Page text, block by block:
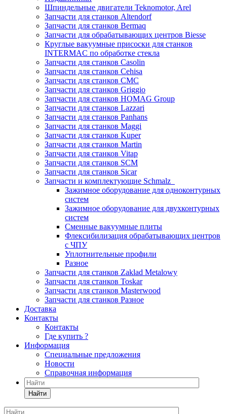
Шпиндельные двигатели Teknomotor, Arel
Запчасти для станков Altendorf
Запчасти для станков Bermaq
Запчасти для обрабатывающих центров Biesse
Круглые вакуумные присоски для станков
INTERMAC по обработке стекла
Запчасти для станков Casolin
Запчасти для станков Cehisa
Запчасти для станков CMC
Запчасти для станков Griggio
Запчасти для станков HOMAG Group
Запчасти для станков Lazzari
Запчасти для станков Panhans
Запчасти для станков Maggi
Запчасти для станков Kuper
Запчасти для станков Martin
Запчасти для станков Vitap
Запчасти для станков SCM
Запчасти для станков Sicar
Запчасти и комплектующие Schmalz
Зажимное оборудование для одноконтурных
систем
Зажимное оборудование для двухконтурных
систем
Сменные вакуумные плиты
Флексибилизация обрабатывающих центров
с ЧПУ
Уплотнительные профили
Разное
Запчасти для станков Zaklad Metalowy
Запчасти для станков Toskar
Запчасти для станков Masterwood
Запчасти для станков Разное
Доставка
Контакты
Контакты
Где купить ?
Информация
Специальные предложения
Новости
Справочная информация
Найти